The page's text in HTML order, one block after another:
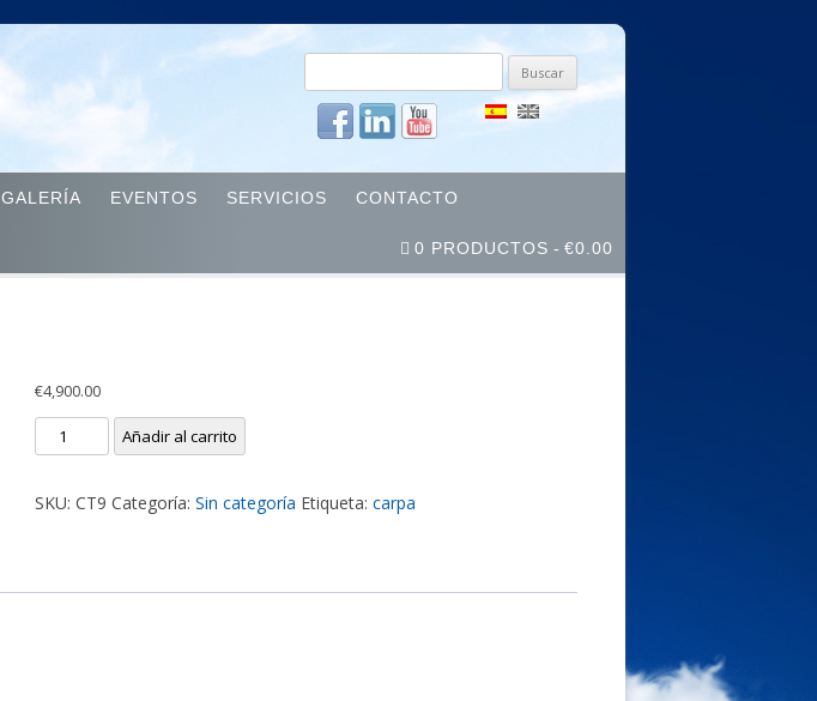
Buscar
Skip to content
GALERÍA EVENTOS SERVICIOS CONTACTO
0 PRODUCTOS €0.00
€4,900.00
Carpa
transparente
cantidad
Añadir al carrito
SKU: CT9 Categoría: Sin categoría Etiqueta: carpa